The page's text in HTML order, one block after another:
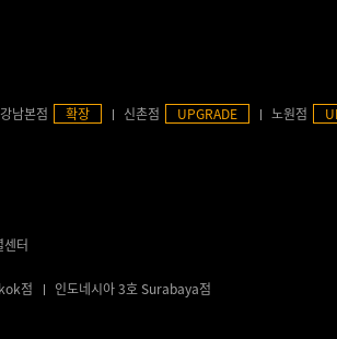
남본점 확장 신촌점 UPGRADE 노원점
센터
점 인도네시아 3호 Surabaya점